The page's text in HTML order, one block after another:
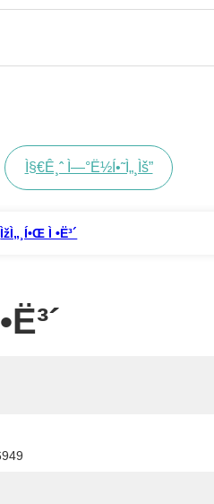
Ì§€ê¸ˆ Ì—°ë½í•˜ì„¸ìš”
Ìžì„¸í•œ Ì •ë³´